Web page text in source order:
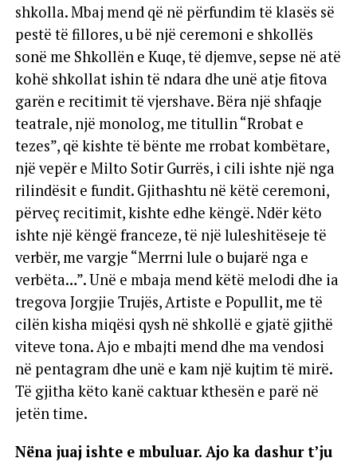
shkolla. Mbaj mend që në përfundim të klasës së
pestë të fillores, u bë një ceremoni e shkollës
sonë me Shkollën e Kuqe, të djemve, sepse në atë
kohë shkollat ishin të ndara dhe unë atje fitova
garën e recitimit të vjershave. Bëra një shfaqje
teatrale, një monolog, me titullin “Rrobat e
tezes”, që kishte të bënte me rrobat kombëtare,
një vepër e Milto Sotir Gurrës, i cili ishte një nga
rilindësit e fundit. Gjithashtu në këtë ceremoni,
përveç recitimit, kishte edhe këngë. Ndër këto
ishte një këngë franceze, të një luleshitëseje të
verbër, me vargje “Merrni lule o bujarë nga e
verbëta…”. Unë e mbaja mend këtë melodi dhe ia
tregova Jorgjie Trujës, Artiste e Popullit, me të
cilën kisha miqësi qysh në shkollë e gjatë gjithë
viteve tona. Ajo e mbajti mend dhe ma vendosi
në pentagram dhe unë e kam një kujtim të mirë.
Të gjitha këto kanë caktuar kthesën e parë në
jetën time.
Nëna juaj ishte e mbuluar. Ajo ka dashur t’ju